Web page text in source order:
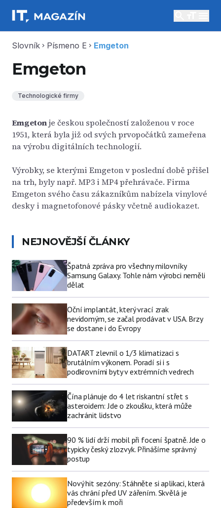
Slovník chevron_right Písmeno E chevron_right Emgeton
Emgeton
Technologické firmy
Emgetonje českou společností založenou v roce
1951, která byla již od svých prvopočátků zameřena
na výrobu digitálních technologií.
Výrobky, se kterými Emgeton v poslední době přišel
na trh, byly např. MP3 i MP4 přehrávače. Firma
Emgeton svého času zákazníkům nabízela vinylové
desky i magnetofonové pásky včetně audiokazet.
NEJNOVĚJŠÍ ČLÁNKY
Špatná zpráva pro všechny milovníky
Samsung Galaxy. Tohle nám výrobci neměli
dělat
Oční implantát, který vrací zrak
nevidomým, se začal prodávat v USA. Brzy
se dostane i do Evropy
DATART zlevnil o 1/3 klimatizaci s
brutálním výkonem. Poradí si i s
podkrovními byty v extrémních vedrech
Čína plánuje do 4 let riskantní střet s
asteroidem: Jde o zkoušku, která může
zachránit lidstvo
90 % lidí drží mobil při focení špatně. Jde o
typicky český zlozvyk. Přinášíme správný
postup
Nový hit sezóny: Stáhněte si aplikaci, která
vás chrání před UV zářením. Skvělá je
především k moři